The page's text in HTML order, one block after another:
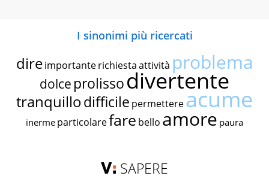
I sinonimi più ricercati
dire importante richiestaattività problema
dolce prolissodivertente
tranquillodifficile permettereacume
inerme particolarefare bello amore paura
SAPERE